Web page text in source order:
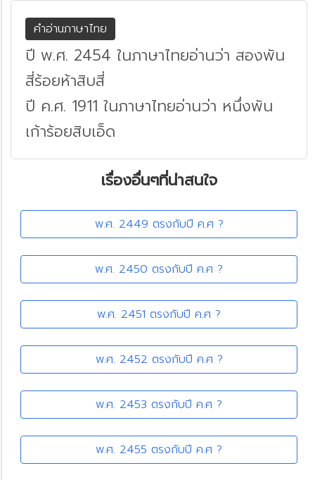
คำอ่านภาษาไทย
ปี พ.ศ. 2454 ในภาษาไทยอ่านว่า สองพัน
สี่ร้อยห้าสิบสี่
ปี ค.ศ. 1911 ในภาษาไทยอ่านว่า หนึ่งพัน
เก้าร้อยสิบเอ็ด
เรื่องอื่นๆที่น่าสนใจ
พ.ศ. 2449 ตรงกับปี ค.ศ ?
พ.ศ. 2450 ตรงกับปี ค.ศ ?
พ.ศ. 2451 ตรงกับปี ค.ศ ?
พ.ศ. 2452 ตรงกับปี ค.ศ ?
พ.ศ. 2453 ตรงกับปี ค.ศ ?
พ.ศ. 2455 ตรงกับปี ค.ศ ?